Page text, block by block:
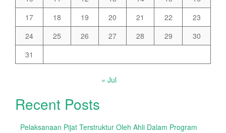
17
18 19 20 21 22
23
24
25 26 27 28 29
30
31
« Jul
Recent Posts
Pelaksanaan Pijat Terstruktur Oleh Ahli Dalam Program